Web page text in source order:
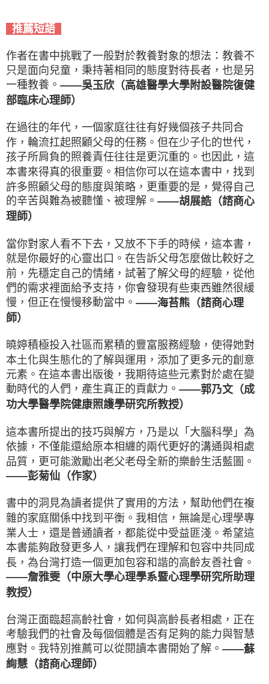
推薦短語
作者在書中挑戰了一般對於教養對象的想法：教養不
只是面向兒童，秉持著相同的態度對待長者，也是另
一種教養。 ——吳玉欣（高雄醫學大學附設醫院復健
部臨床心理師）
在過往的年代，一個家庭往往有好幾個孩子共同合
作，輪流扛起照顧父母的任務。但在少子化的世代，
孩子所肩負的照養責任往往是更沉重的。也因此，這
本書來得真的很重要。相信你可以在這本書中，找到
許多照顧父母的態度與策略，更重要的是，覺得自己
的辛苦與難為被聽懂、被理解。 ——胡展誥（諮商心
理師）
當你對家人看不下去，又放不下手的時候，這本書，
就是你最好的心靈出口。在告訴父母怎麼做比較好之
前，先穩定自己的情緒，試著了解父母的經驗，從他
們的需求裡面給予支持，你會發現有些東西雖然很緩
慢，但正在慢慢移動當中。 ——海苔熊（諮商心理
師）
曉婷積極投入社區而累積的豐富服務經驗，使得她對
本土化與生態化的了解與運用，添加了更多元的創意
元素。在這本書出版後，我期待這些元素對於處在變
動時代的人們，產生真正的貢獻力。 ——郭乃文（成
功大學醫學院健康照護學研究所教授）
這本書所提出的技巧與解方，乃是以「大腦科學」為
依據，不僅能還給原本相纏的兩代更好的溝通與相處
品質，更可能激勵出老父老母全新的樂齡生活藍圖。
——彭菊仙（作家）
書中的洞見為讀者提供了實用的方法，幫助他們在複
雜的家庭關係中找到平衡。我相信，無論是心理學專
業人士，還是普通讀者，都能從中受益匪淺。希望這
本書能夠啟發更多人，讓我們在理解和包容中共同成
長，為台灣打造一個更加包容和諧的高齡友善社會。
——詹雅雯（中原大學心理學系暨心理學研究所助理
教授）
台灣正面臨超高齡社會，如何與高齡長者相處，正在
考驗我們的社會及每個個體是否有足夠的能力與智慧
應對。我特別推薦可以從閱讀本書開始了解。 ——蘇
絢慧（諮商心理師）